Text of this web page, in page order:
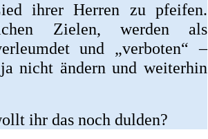
ihrer Herren zu pfeifen.
Zielen, werden als
und „verboten“ –
nicht ändern und weiterhin
ihr das noch dulden?